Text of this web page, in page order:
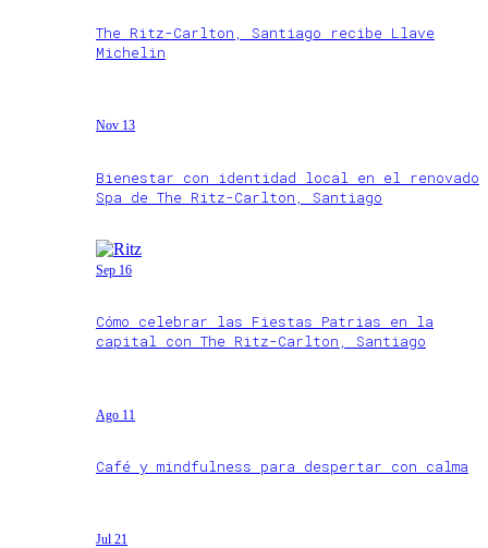
The Ritz-Carlton, Santiago recibe Llave
Michelin
Nov 13
Bienestar con identidad local en el renovado
Spa de The Ritz-Carlton, Santiago
Sep 16
Cómo celebrar las Fiestas Patrias en la
capital con The Ritz-Carlton, Santiago
Ago 11
Café y mindfulness para despertar con calma
Jul 21